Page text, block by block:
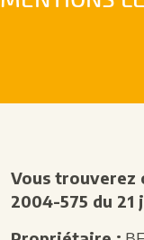
Vous trouverez
2004-575 du 21